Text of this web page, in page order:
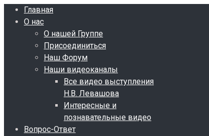
Главная
О нас
О нашей Группе
Присоединиться
Наш Форум
Наши видеоканалы
Все видео выступления
Н.В. Левашова
Интересные и
познавательные видео
Вопрос-Ответ